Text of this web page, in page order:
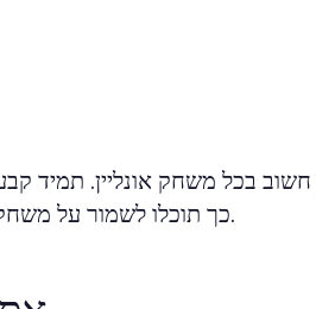
בכל משחק אונליין. תמיד
כך תוכלו לשמור על משחק אחראי. תכנון נכון יסייע לכם להימנע מהוצאות בלתי נחוצות.